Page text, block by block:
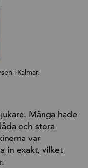
i Kalmar.
Många hade
och stora
var
in exakt, vilket